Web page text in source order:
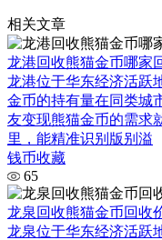
相关文章
龙港回收熊猫金币哪家
龙港位于华东经济活跃
金币的持有量在同类城
友变现熊猫金币的需求
里，能精准识别版别溢
钱币收藏
65
龙泉回收熊猫金币回收
龙泉位于华东经济活跃